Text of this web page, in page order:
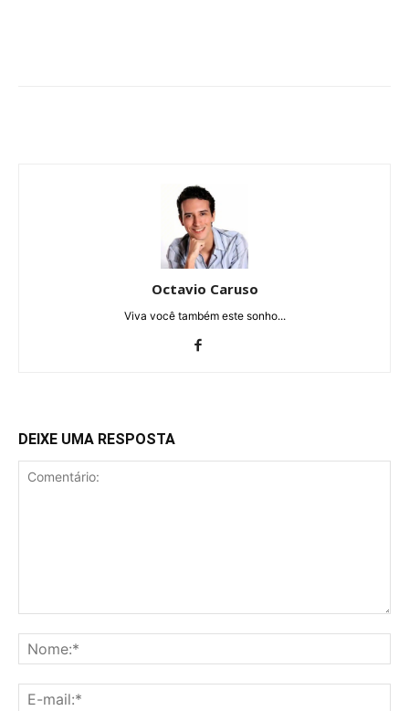
Octavio Caruso
Viva você também este sonho...
DEIXE UMA RESPOSTA